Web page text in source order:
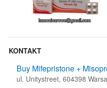
KONTAKT
Buy Mifepristone +
ul. Unitystreet, 604398